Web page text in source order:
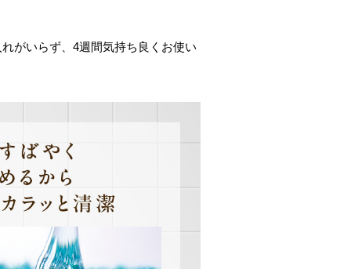
がいらず、4週間気持ち良くお使い